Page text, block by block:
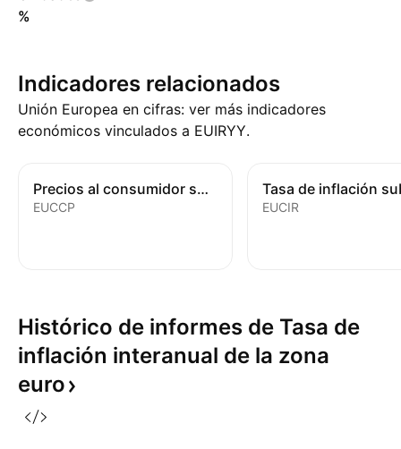
%
Indicadores relacionados
Unión Europea en cifras: ver más indicadores
económicos vinculados a EUIRYY.
Precios al consumidor subyacentes
EUCCP EUCIR
Histórico de informes de Tasa de
inflación interanual de la zona
euro